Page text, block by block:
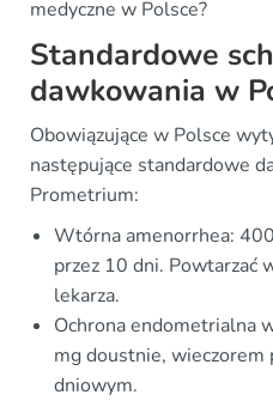
medyczne w Polsce?
Standardowe
dawkowania w
Obowiązujące w Polsce
następujące standardowe
Prometrium:
Wtórna amenorrhea:
przez 10 dni. Powtarzać
lekarza.
Ochrona endometrialna
mg doustnie,
dniowym.